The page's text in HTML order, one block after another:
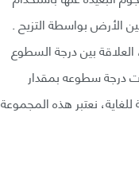
الأرض بواسطة التزيح .
ولكن بمعرفة درجة سطوعه، يمكن معرفة درجة بعده عن الأرض، بشرط استخدام القانون 1/r2، العلاقة بين درجة السطوع
درجة سطوعه بمقدار
نعتبر هذه المجموعة